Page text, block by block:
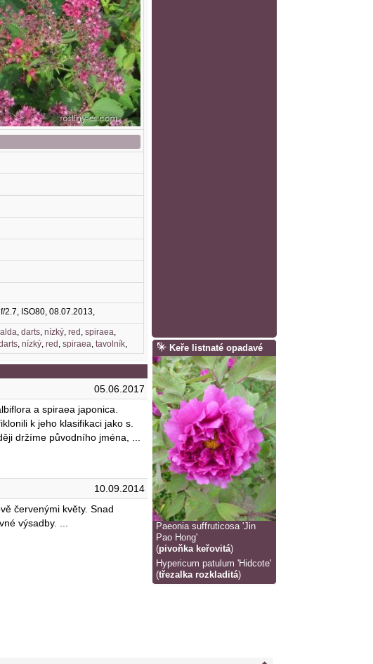
ISO80, 08.07.2013,
,darts ,nízký ,red ,spiraea
,nízký ,red ,spiraea ,tavolník
05.06.2017
a spiraea japonica.
k jeho klasifikaci jako s.
držíme původního jména, ...
10.09.2014
červenými květy. Snad
výsadby. ...
Keře listnaté opadavé
Paeonia suffruticosa 'Jin
Pao Hong'
(pivoňka keřovitá)
Hypericum patulum 'Hidcote'
(třezalka rozkladitá)